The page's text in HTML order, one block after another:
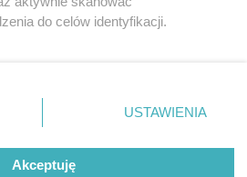
Wydawca
Redakcja
do celów identyfikacji.
przycisk ustawień prywatności
dolnym rogu strony
nie wymagają zgody
prawo sprzeciwić się takiemu
USTAWIENIA
Akceptuję